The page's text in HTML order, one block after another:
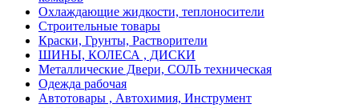
Охлаждающие жидкости, теплоносители
Строительные товары
Краски, Грунты, Растворители
ШИНЫ, КОЛЕСА , ДИСКИ
Металлические Двери, СОЛЬ техническая
Одежда рабочая
Автотовары , Автохимия, Инструмент